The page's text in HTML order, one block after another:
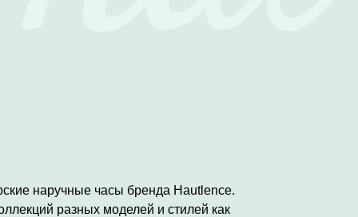
наручные часы бренда Hautlence.
разных моделей и стилей как